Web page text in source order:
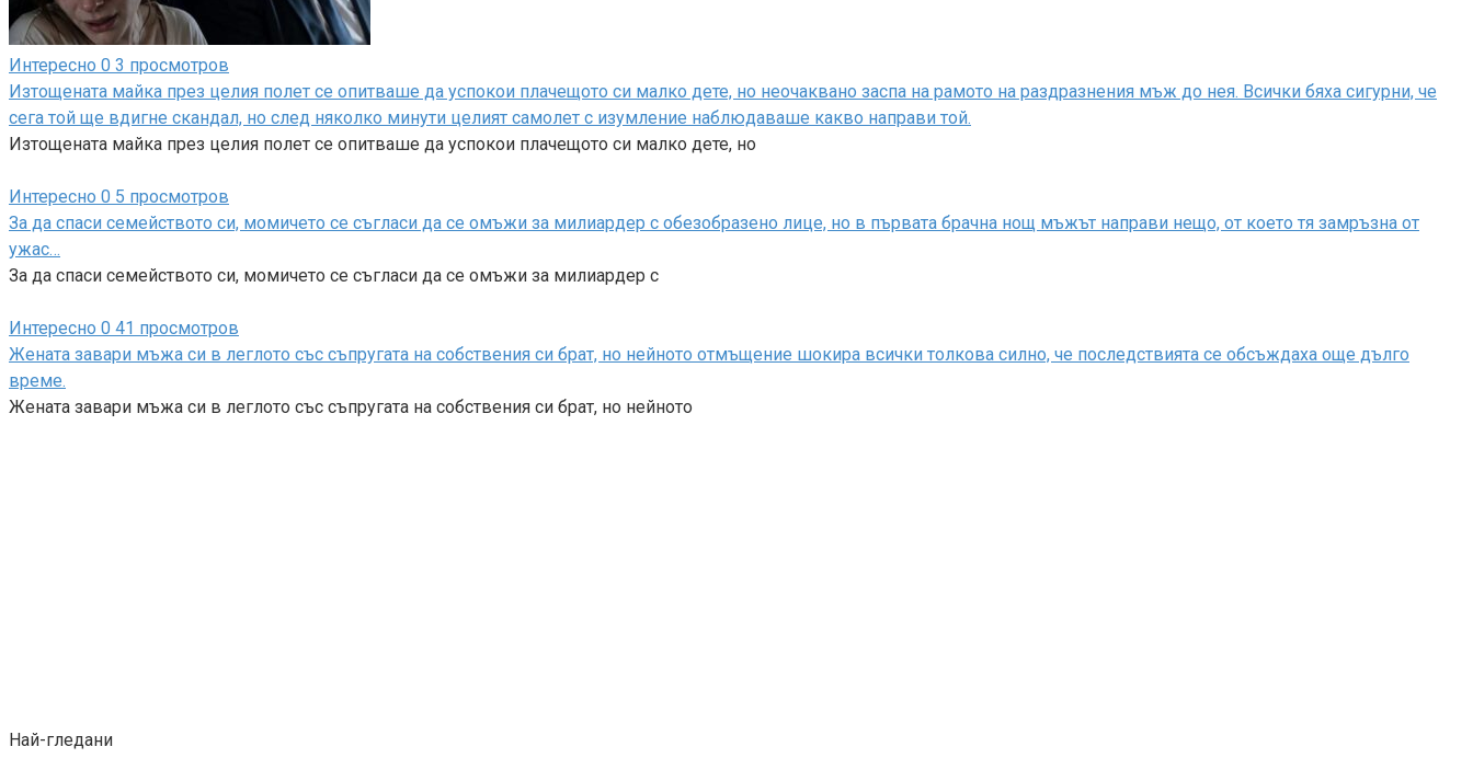
Интересно 0 3 просмотров
Изтощената майка през целия полет се опитваше да успокои плачещото си малко дете, но неочаквано заспа на рамото на раздразнения мъж до нея. Всички бяха сигурни, че
сега той ще вдигне скандал, но след няколко минути целият самолет с изумление наблюдаваше какво направи той.
Изтощената майка през целия полет се опитваше да успокои плачещото си малко дете, но
Интересно 0 5 просмотров
За да спаси семейството си, момичето се съгласи да се омъжи за милиардер с обезобразено лице, но в първата брачна нощ мъжът направи нещо, от което тя замръзна от
ужас…
За да спаси семейството си, момичето се съгласи да се омъжи за милиардер с
Интересно 0 41 просмотров
Жената завари мъжа си в леглото със съпругата на собствения си брат, но нейното отмъщение шокира всички толкова силно, че последствията се обсъждаха още дълго
време.
Жената завари мъжа си в леглото със съпругата на собствения си брат, но нейното
Най-гледани